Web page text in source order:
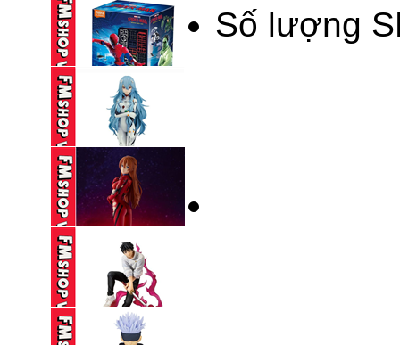
235,000 VND
BLOKEES LEGEND
KAMEN RIDER ...
690,000 VND
BLINDBOX BLOKEES
SPIDERMAN ...
195,000 VND
(NOBOX) POP UP
PARADE ...
590,000 VND
(NOBOX) SEGA SPM
EVANGELION ...
250,000 VND
Số lượng